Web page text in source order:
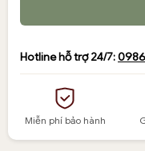
Hotline hỗ trợ 24/7:
Miễn phí bảo hành